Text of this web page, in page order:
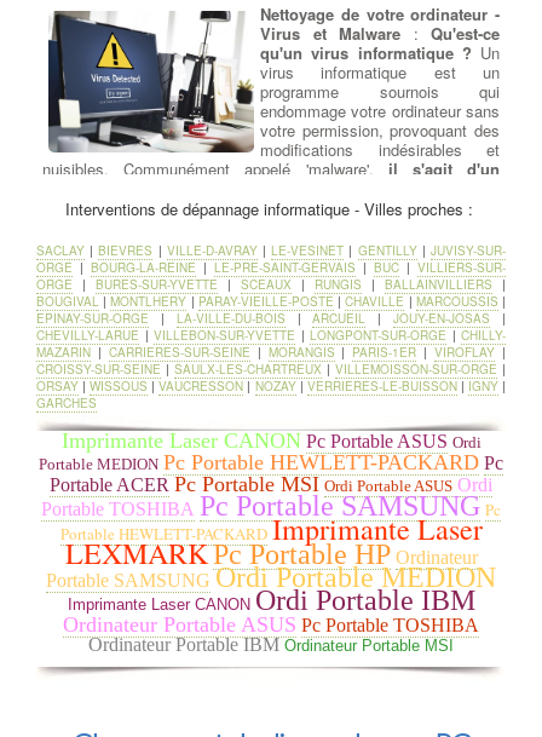
Nettoyage de votre ordinateur -
Virus et Malware : Qu'est-ce
qu'un virus informatique ? Un
virus informatique est un
programme sournois qui
endommage votre ordinateur sans
votre permission, provoquant des
modifications indésirables et
nuisibles. Communément appelé 'malware', il s'agit d'un
virus et les malwares peut être problématique en fonction du type
de fichier téléchargé, de la durée de l'infection et des actions
ultérieures entreprises par l'utilisateur. à LE-PLESSIS-
ROBINSON Dans la plupart des cas, notre équipe est en mesure
derestaurer le système d'exploitation de votre ordinateur, les
programmes et de récupérer les données d'origine. Dans de rares
situations, il peut être nécessaire de réinstaller le système tout
en restaurant les données utilisateur.
Il existe de nombreux virus et logiciels malveillants (malwares)
qui peuvent causer des dommages importants aux systèmes et
aux données. Voici quelques-uns des virus et malwares les plus
dangereux et notoires jusqu'à ma date de connaissance en
septembre 2021 :
WannaCry : Apparu en mai 2017, WannaCry était un ransomware
qui a infecté des centaines de milliers d'ordinateurs dans le
monde entier en exploitant une vulnérabilité de Windows. Il
chiffrait les données des victimes et exigeait une rançon en
bitcoin pour les récupérer.
NotPetya / ExPetr : Il est apparu en juin 2017 et a été classé
comme un ransomware, mais son objectif principal semblait être
de causer des dommages plutôt que de gagner de l'argent grâce
aux rançons. Il a causé des dégâts importants aux entreprises et
aux infrastructures informatiques.
Conficker : Lancé en 2008, Conficker était un ver informatique
qui se propageait rapidement en exploitant des vulnérabilités
Zeus (Zbot) : C'était un cheval de Troie financier très dangereux
Interventions de dépannage informatique - Villes proches :
SACLAY |BIEVRES | VILLE-D-AVRAY|LE-VESINET | GENTILLY|JUVISY-SUR-
ORGE | BOURG-LA-REINE | LE-PRE-SAINT-GERVAIS | BUC | VILLIERS-SUR-
ORGE | BURES-SUR-YVETTE | SCEAUX | RUNGIS | BALLAINVILLIERS |
BOUGIVAL |MONTLHERY | PARAY-VIEILLE-POSTE |CHAVILLE | MARCOUSSIS |
EPINAY-SUR-ORGE | LA-VILLE-DU-BOIS |ARCUEIL |JOUY-EN-JOSAS |
CHEVILLY-LARUE | VILLEBON-SUR-YVETTE | LONGPONT-SUR-ORGE | CHILLY-
MAZARIN | CARRIERES-SUR-SEINE | MORANGIS | PARIS-1ER |VIROFLAY |
CROISSY-SUR-SEINE | SAULX-LES-CHARTREUX | VILLEMOISSON-SUR-ORGE |
ORSAY |WISSOUS |VAUCRESSON | NOZAY| VERRIERES-LE-BUISSON| IGNY|
GARCHES
Imprimante Laser CANON Pc Portable ASUS Ordi
Portable MEDION Pc Portable HEWLETT-PACKARD Pc
Portable ACER Pc Portable MSI Ordi Portable ASUS Ordi
Portable TOSHIBA Pc Portable SAMSUNG Pc
Portable HEWLETT-PACKARD Imprimante Laser
LEXMARKPc Portable HP Ordinateur
Portable SAMSUNG Ordi Portable MEDION
Imprimante Laser CANON Ordi Portable IBM
Ordinateur Portable ASUS Pc Portable TOSHIBA
Ordinateur Portable IBM Ordinateur Portable MSI